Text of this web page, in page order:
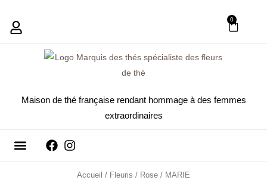
0
Maison de thé française rendant hommage à des femmes
extraordinaires
Accueil / Fleuris / Rose / MARIE